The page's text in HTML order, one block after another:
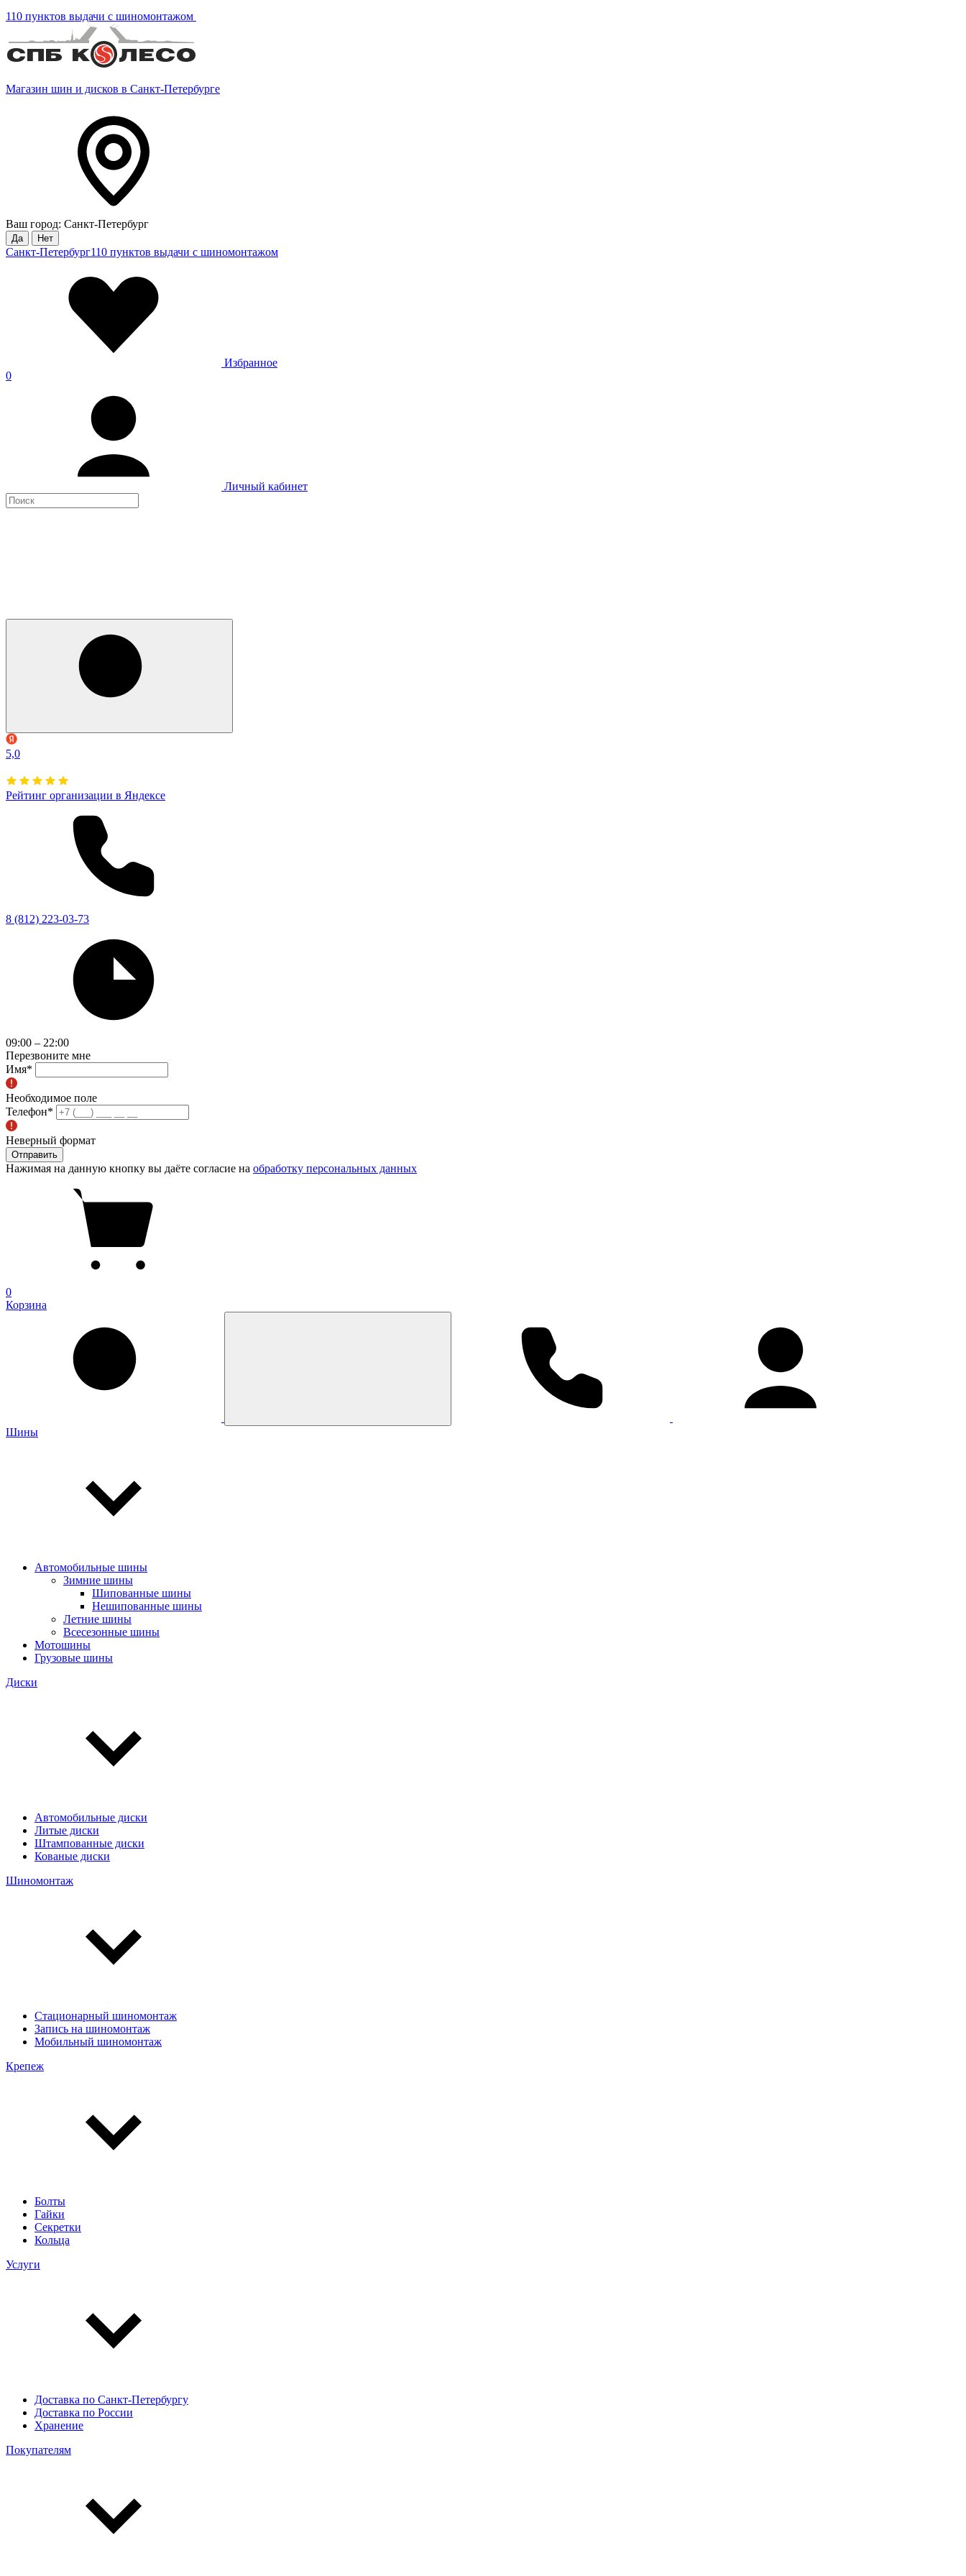
110 пунктов выдачи с шиномонтажом
Магазин шин и дисков в Санкт-Петербурге
Ваш город: Санкт-Петербург
Да Нет
Санкт-Петербург110 пунктов выдачи с шиномонтажом
Избранное
0
Личный кабинет
5,0
Рейтинг организации в Яндексе
8 (812) 223-03-73
09:00 – 22:00
Перезвоните мне
Имя*
Необходимое поле
Телефон*
Неверный формат
Отправить
Нажимая на данную кнопку вы даёте согласие на обработку персональных данных
0
Корзина
Шины
Автомобильные шины
Зимние шины
Шипованные шины
Нешипованные шины
Летние шины
Всесезонные шины
Мотошины
Грузовые шины
Диски
Автомобильные диски
Литые диски
Штампованные диски
Кованые диски
Шиномонтаж
Стационарный шиномонтаж
Запись на шиномонтаж
Мобильный шиномонтаж
Крепеж
Болты
Гайки
Секретки
Кольца
Услуги
Доставка по Санкт-Петербургу
Доставка по России
Хранение
Покупателям